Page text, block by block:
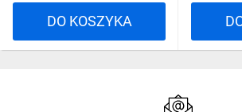
DO KOSZYKA